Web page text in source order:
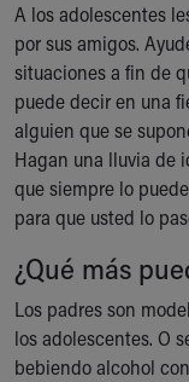
A los adolescentes
por sus amigos.
situaciones a fin de
puede decir en una
alguien que se
Hagan una lluvia de
que siempre lo
para que usted lo
¿Qué más
Los padres son
los adolescentes. O
bebiendo alcohol